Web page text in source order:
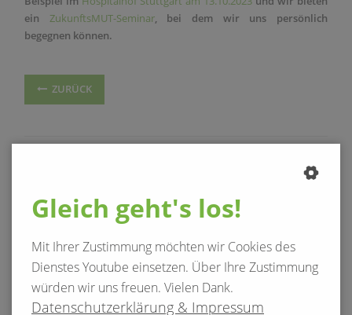
ein ZukunftsMUT-Seminar, bei dem wir uns persönlich
begegnen können.
ZURÜCK
Gleich geht's los!
Mit Ihrer Zustimmung möchten wir Cookies des
Dienstes Youtube einsetzen. Über Ihre Zustimmung
würden wir uns freuen. Vielen Dank.
Datenschutzerklärung & Impressum